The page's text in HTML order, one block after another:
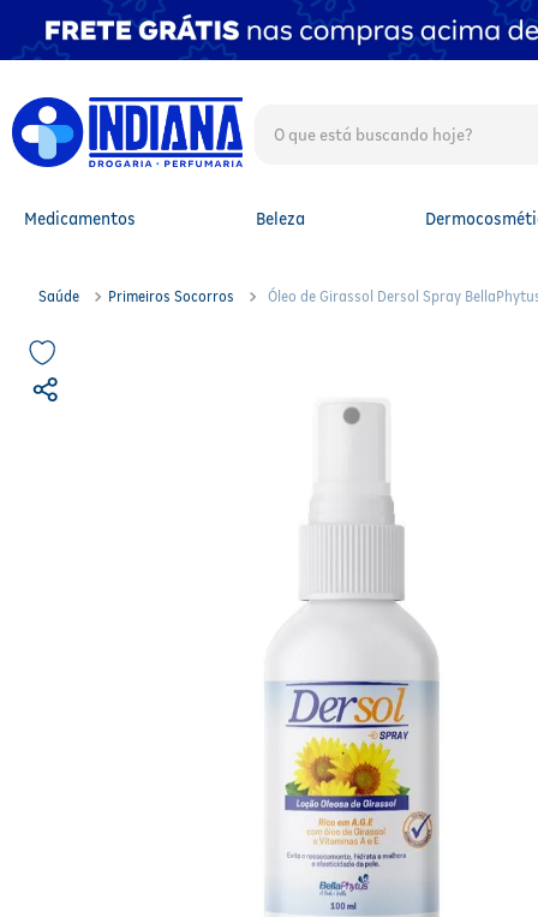
Medicamentos Beleza
Saúde Primeiros Socorros Óleo de Girassol Dersol Spray
TERMOS MAIS BUSCADOS
1º
fralda
fralda xg